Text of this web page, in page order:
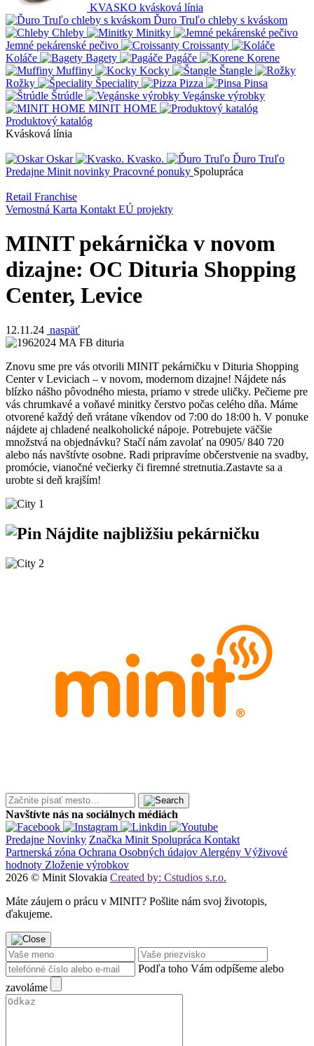
KVASKO kvásková línia
Ďuro Truľo chleby s kváskom
Chleby
Minitky
Jemné pekárenské pečivo
Croissanty
Koláče
Bagety Pagáče
Korene
Muffiny
Kocky
Štangle
Rožky
Špeciality Pizza
Pinsa
Štrúdle
Vegánske výrobky
MINIT HOME
Produktový katalóg
Kvásková línia
Oskar Kvasko.
Ďuro Truľo
Predajne Minit novinky Pracovné ponuky Spolupráca
Retail Franchise
Vernostná Karta Kontakt EÚ projekty
MINIT pekárnička v novom
dizajne: OC Dituria Shopping
Center, Levice
12.11.24 naspäť
Znovu sme pre vás otvorili MINIT pekárničku v Dituria Shopping
Center v Leviciach – v novom, modernom dizajne! Nájdete nás
blízko nášho pôvodného miesta, priamo v strede uličky. Pečieme pre
vás chrumkavé a voňavé minitky čerstvo počas celého dňa. Máme
otvorené každý deň vrátane víkendov od 7:00 do 18:00 h. V ponuke
nájdete aj chladené nealkoholické nápoje. Potrebujete väčšie
množstvá na objednávku? Stačí nám zavolať na 0905/ 840 720
alebo nás navštívte osobne. Radi pripravíme občerstvenie na svadby,
promócie, vianočné večierky či firemné stretnutia.Zastavte sa a
urobte si deň krajším!
Nájdite najbližšiu pekárničku
Navštívte nás na sociálnych médiách
Predajne Novinky Značka Minit Spolupráca Kontakt
Partnerská zóna Ochrana Osobných údajov Alergény Výživové
hodnoty Zloženie výrobkov
2026 © Minit Slovakia Created by: Cstudios s.r.o.
Máte záujem o prácu v MINIT? Pošlite nám svoj životopis,
ďakujeme.
Podľa toho Vám odpíšeme alebo
zavoláme